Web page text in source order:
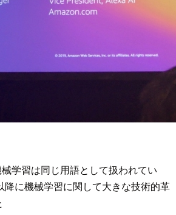
学習は同じ用語として扱われてい
降に機械学習に関して大きな技術的革